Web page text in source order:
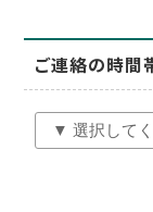
ご連絡の時間